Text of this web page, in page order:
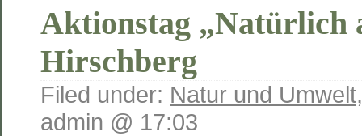
Aktionstag „Natürlich
Hirschberg
Filed under: Natur und Umwelt,
admin @ 17:03